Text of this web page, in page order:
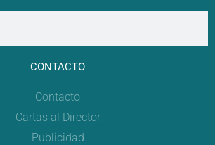
CONTACTO
Contacto
Cartas al Director
Publicidad